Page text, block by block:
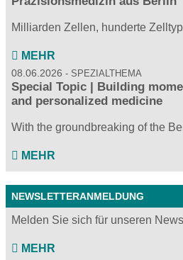
Milliarden Zellen, hunderte
MEHR
08.06.2026 SPEZIALTHEMA
Special Topic | Building
and personalized medicine
With the groundbreaking of the
MEHR
NEWSLETTERANMELDUNG
Melden Sie sich für unseren
MEHR